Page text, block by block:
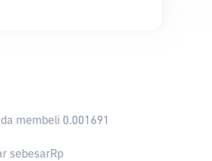
membeli 0.001691
sebesarRp